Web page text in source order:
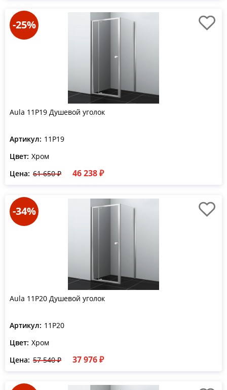
-25%
Aula 11P19 Душевой уголок
Артикул: 11P19
Цвет: Хром
Цена: 61 650 ₽ 46 238 ₽
-34%
Aula 11P20 Душевой уголок
Артикул: 11P20
Цвет: Хром
Цена: 57 540 ₽ 37 976 ₽